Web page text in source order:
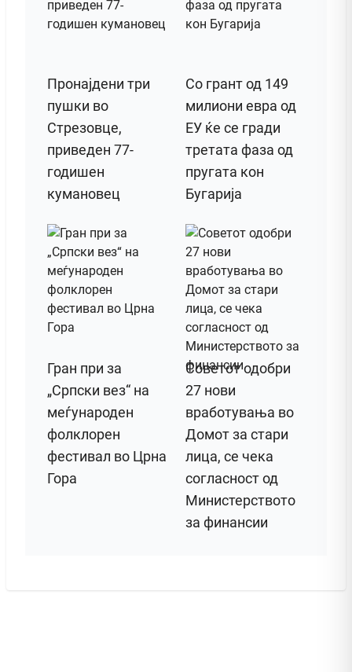
Пронајдени три
пушки во
Стрезовце,
приведен 77-
годишен
кумановец
Со грант од 149
милиони евра од
ЕУ ќе се гради
третата фаза од
пругата кон
Бугарија
Гран при за
„Српски вез“ на
меѓународен
фолклорен
фестивал во Црна
Гора
Советот одобри
27 нови
вработувања во
Домот за стари
лица, се чека
согласност од
Министерството
за финансии